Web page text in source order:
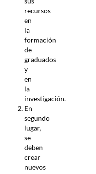
recursos
en
la
formación
de
graduados
y
en
la
investigación.
En
segundo
lugar,
se
deben
crear
nuevos